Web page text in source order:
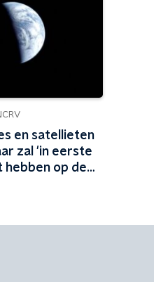
en satellieten
zal 'in eerste
hebben op de